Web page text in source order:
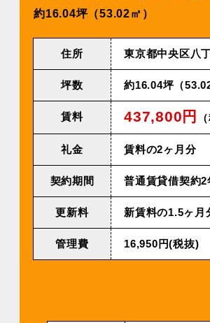
約16.04坪（53.02㎡）
住所 東京都中央区八
坪数 約16.04坪（53.02
賃料 437,800円
礼金 賃料の2ヶ月分
契約期間 普通賃貸借契約2
更新料 新賃料の1.5ヶ月
管理費 16,950円(税抜)